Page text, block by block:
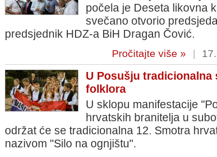
počela je Deseta likovna
svečano otvorio
predsjednik HDZ-a BiH Dragan Čović.
Pročitajte više » |
U Posušju
folklora
U sklopu manifestacije
hrvatskih branitelja u
održat će se tradicionalna 12. Smotra
nazivom "Silo na ognjištu".